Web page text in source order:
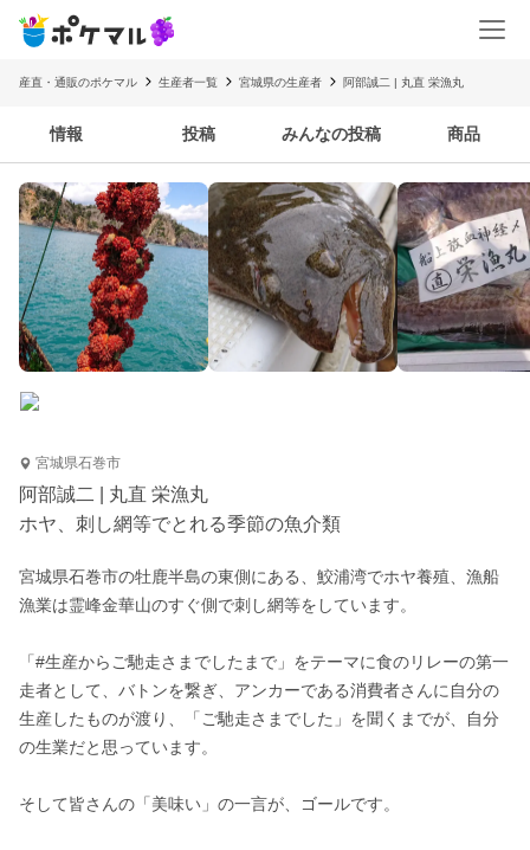
産直・通販のポケマル 生産者一覧 宮城県の生産者 阿部誠二 | 丸直 栄漁丸
情報 投稿 みんなの投稿 商品
宮城県石巻市
阿部誠二 | 丸直 栄漁丸
ホヤ、刺し網等でとれる季節の魚介類
宮城県石巻市の牡鹿半島の東側にある、鮫浦湾でホヤ養殖、漁船
漁業は霊峰金華山のすぐ側で刺し網等をしています。
「#生産からご馳走さまでしたまで」をテーマに食のリレーの第一
走者として、バトンを繋ぎ、アンカーである消費者さんに自分の
生産したものが渡り、「ご馳走さまでした」を聞くまでが、自分
の生業だと思っています。
そして皆さんの「美味い」の一言が、ゴールです。